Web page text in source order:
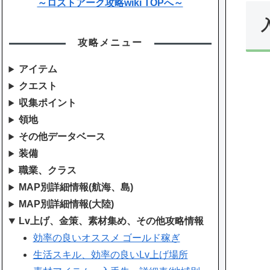
～ロストアーク攻略wiki TOPへ～
攻略メニュー
アイテム
クエスト
収集ポイント
領地
その他データベース
装備
職業、クラス
MAP別詳細情報(航海、島)
MAP別詳細情報(大陸)
Lv上げ、金策、素材集め、その他攻略情報
効率の良いオススメ ゴールド稼ぎ
生活スキル、効率の良いLv上げ場所